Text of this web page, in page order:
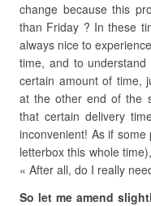
change because this
than Friday ? In these
always nice to
time, and to
certain amount of time,
at the other end of the
that certain delivery
inconvenient! As if
letterbox this whole
« After all, do I really
So let me amend